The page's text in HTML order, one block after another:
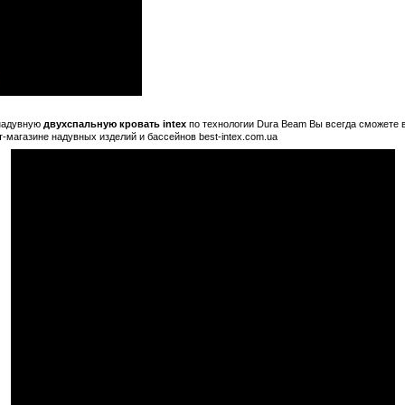
двухспальную кровать intex по технологии Dura Beam Вы всегда сможете
магазине надувных изделий и бассейнов best-intex.com.ua